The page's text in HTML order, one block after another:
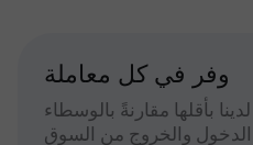
وفر في كل معاملة
بأقلها مقارنةً بالوسطاء
الدخول والخروج من السوق